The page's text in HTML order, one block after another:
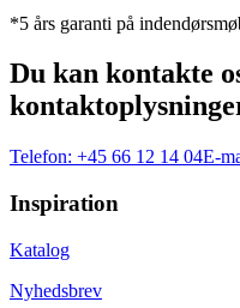
*5 års garanti på
Du kan kontakte
Telefon: +45 66 12 14 04E-
Inspiration
Katalog
Nyhedsbrev